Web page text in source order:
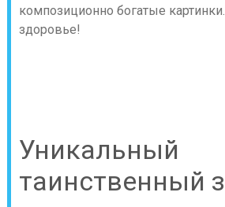
композиционно богатые
здоровье!
Уникальный
таинственный